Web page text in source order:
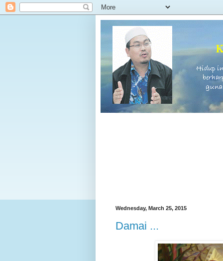
Wednesday, March 25, 2015
Damai ...